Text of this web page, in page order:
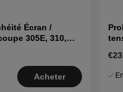
Écran /
305E, 310,
Acheter